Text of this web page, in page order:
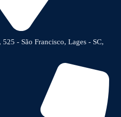
- São Francisco, Lages - SC,